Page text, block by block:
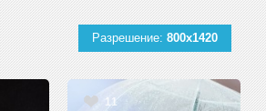
Разрешение: 800x1420
11